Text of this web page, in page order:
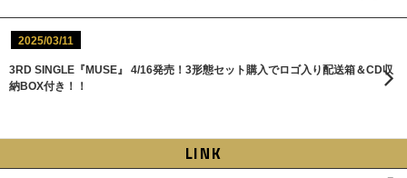
2025/03/11
3RD SINGLE『MUSE』 4/16発売！3形態セット購入でロゴ入り配送箱＆CD収
納BOX付き！！
LINK